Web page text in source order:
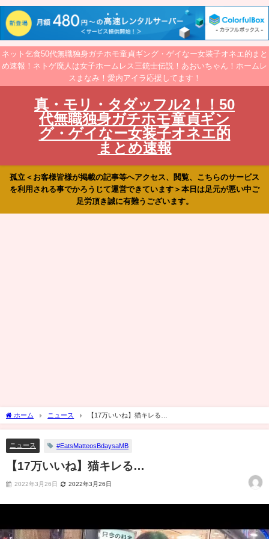
ネット乞食50代無職独身ガチホモ童貞ギング・ゲイなー女装子オネエ的まと
め速報！ネトゲ廃人は女子ホームレス三銃士伝説！あおいちゃん！ホームレ
スまなみ！愛内アイラ応援してます！
真・モリ・タダッフル2！！50
代無職独身ガチホモ童貞ギン
グ・ゲイなー女装子オネエ的
まとめ速報
孤立＜お客様皆様が掲載の記事等へアクセス、閲覧、こちらのサービス
を利用される事でかろうじて運営できています＞本日は足元が悪い中ご
足労頂き誠に有難うございます。
ホーム ニュース 【17万いいね】猫キレる…
ニュース #EatsMatteosBdaysaMB
【17万いいね】猫キレる…
2022年3月26日 2022年3月26日